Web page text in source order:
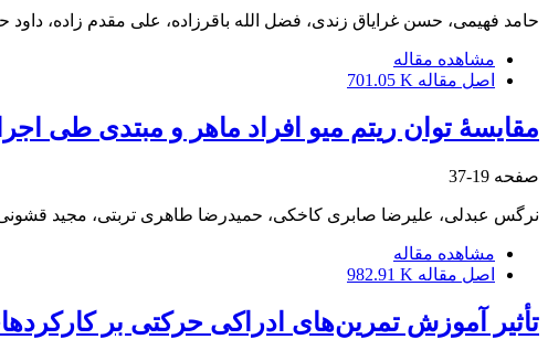
حامد فهیمی، حسن غرایاق زندی، فضل الله باقرزاده، علی مقدم زاده، داود
مشاهده مقاله
اصل مقاله 701.05 K
مقایسۀ توان ریتم میو افراد ماهر و مبتدی طی
صفحه 19-37
نرگس عبدلی، علیرضا صابری کاخکی، حمیدرضا طاهری تربتی، مجید
مشاهده مقاله
اصل مقاله 982.91 K
تأثیر آموزش تمرین‌های ادراکی حرکتی بر